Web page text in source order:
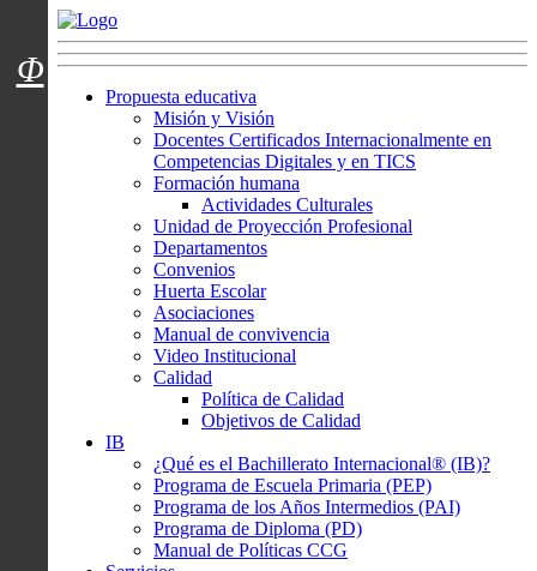
Menú usuarios
Propuesta educativa
Misión y Visión
Docentes Certificados Internacionalmente en
Competencias Digitales y en TICS
Formación humana
Actividades Culturales
Unidad de Proyección Profesional
Departamentos
Convenios
Huerta Escolar
Asociaciones
Manual de convivencia
Video Institucional
Calidad
Política de Calidad
Objetivos de Calidad
IB
¿Qué es el Bachillerato Internacional® (IB)?
Programa de Escuela Primaria (PEP)
Programa de los Años Intermedios (PAI)
Programa de Diploma (PD)
Manual de Políticas CCG
Φ